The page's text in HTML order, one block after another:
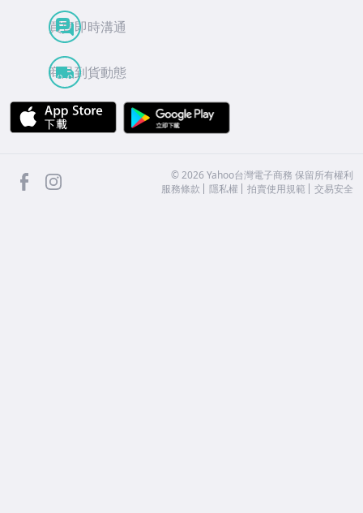
買賣即時溝通
商品到貨動態
APP Store
facebook ©2026 Yahoo台灣電子商務 保留所有權利
服務條款
隱私權 拍賣使用規範 交易安全